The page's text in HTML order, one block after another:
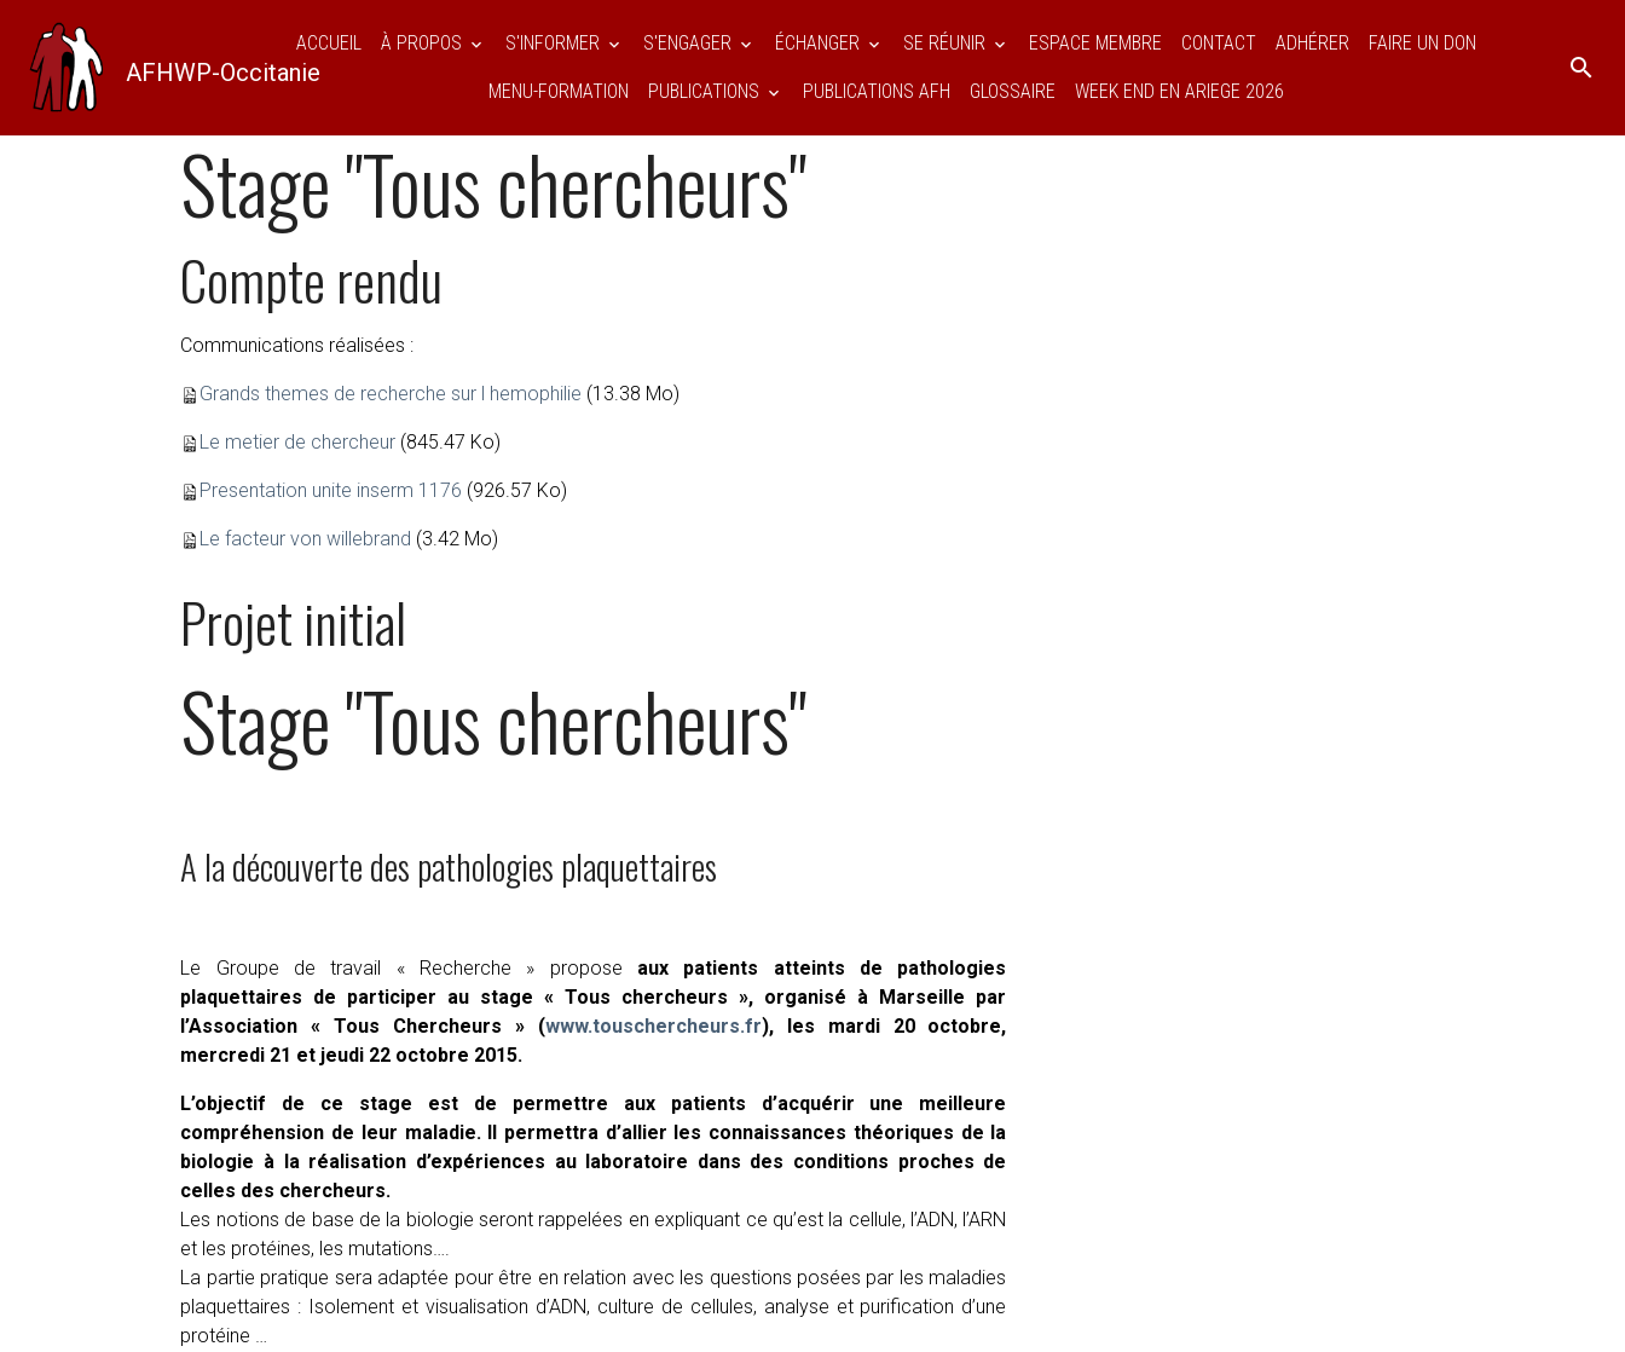
AFHWP-Occitanie
ACCUEIL À PROPOS S'INFORMER S'ENGAGER ÉCHANGER SE RÉUNIR ESPACE MEMBRE CONTACT ADHÉRER FAIRE UN DON
MENU-FORMATION PUBLICATIONS PUBLICATIONS AFH GLOSSAIRE WEEK END EN ARIEGE 2026
Stage "Tous chercheurs"
Compte rendu
Communications réalisées :
Grands themes de recherche sur l hemophilie (13.38 Mo)
Le metier de chercheur (845.47 Ko)
Presentation unite inserm 1176 (926.57 Ko)
Le facteur von willebrand (3.42 Mo)
Projet initial
Stage "Tous chercheurs"
A la découverte des pathologies plaquettaires
Le Groupe de travail « Recherche » propose aux patients atteints de pathologies
plaquettaires de participer au stage « Tous chercheurs », organisé à Marseille par
l’Association « Tous Chercheurs » (www.touschercheurs.fr),les mardi 20 octobre,
mercredi 21 et jeudi 22 octobre 2015.
L’objectif de ce stage est de permettre aux patients d’acquérir une meilleure
compréhension de leur maladie. Il permettra d’allier les connaissances théoriques de la
biologie à la réalisation d’expériences au laboratoire dans des conditions proches de
celles des chercheurs.
Les notions de base de la biologie seront rappelées en expliquant ce qu’est la cellule, l’ADN, l’ARN
et les protéines, les mutations….
La partie pratique sera adaptée pour être en relation avec les questions posées par les maladies
plaquettaires : Isolement et visualisation d’ADN, culture de cellules, analyse et purification d’une
protéine …